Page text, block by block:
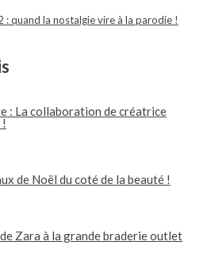
: quand la nostalgie vire à la parodie !
: La collaboration de créatrice
!
de Noël du coté de la beauté !
Zara à la grande braderie outlet